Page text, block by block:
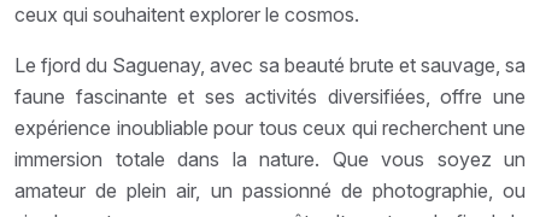
ceux qui souhaitent explorer le cosmos.
Le fjord du Saguenay, avec sa beauté brute et sauvage, sa
faune fascinante et ses activités diversifiées, offre une
expérience inoubliable pour tous ceux qui recherchent une
immersion totale dans la nature. Que vous soyez un
amateur de plein air, un passionné de photographie, ou